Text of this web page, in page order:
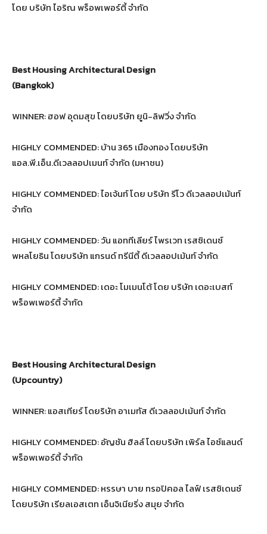
โดย บริษัท ไอริณ พร็อพเพอร์ตี้ จำกัด
Best Housing Architectural Design
(Bangkok)
WINNER: ฮอฟ อุดมสุข โดยบริษัท ยูนิ-ลิฟวิ่ง จำกัด
HIGHLY COMMENDED: บ้าน 365 เมืองทอง โดยบริษัท
แอล.พี.เอ็น.ดีเวลลอปเมนท์ จำกัด (มหาชน)
HIGHLY COMMENDED: ไอเจ้นท์ โดย บริษัท รีโว ดีเวลลอปเม้นท์
จำกัด
HIGHLY COMMENDED: วัน แอททีเลียร์ ไพรเวท เรสซิเดนซ์
พหลโยธิน โดยบริษัท แกรนด์ ทรีนีตี้ ดีเวลลอปเม้นท์ จำกัด
HIGHLY COMMENDED: เดอะ โมเมนโต้ โดย บริษัท เดอะเบสท์
พร็อพเพอร์ตี้ จำกัด
Best Housing Architectural Design
(Upcountry)
WINNER: แอสเทียร์ โดยริษัท อาเมทัส ดีเวลลอปเม้นท์ จำกัด
HIGHLY COMMENDED: อัญชัน ฮิลล์ โดยบริษัท เพิร์ล ไอซ์แลนด์
พร็อพเพอร์ตี้ จำกัด
HIGHLY COMMENDED: หรรษา บาย ทรอปิคอล ไลฟ์ เรสซิเดนซ์
โดยบริษัท เรียลเอสเตท เอ็นจิเนียริ่ง สมุย จำกัด